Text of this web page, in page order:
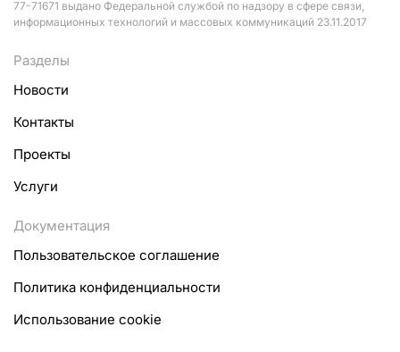
77-71671 выдано Федеральной службой по надзору в сфере связи,
информационных технологий и массовых коммуникаций 23.11.2017
Разделы
Новости
Контакты
Проекты
Услуги
Документация
Пользовательское соглашение
Политика конфиденциальности
Использование cookie